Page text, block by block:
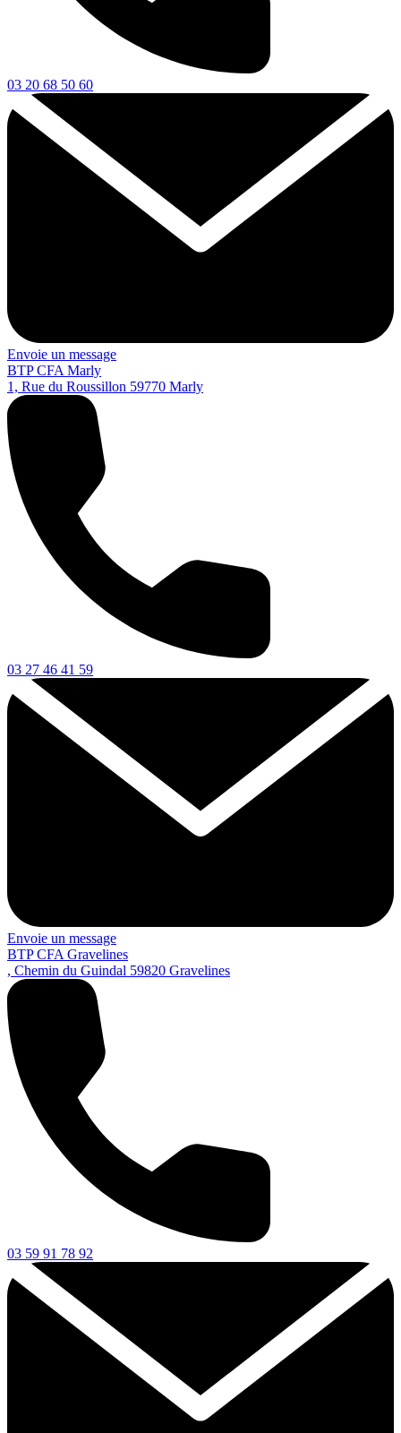
03 20 68 50 60
Envoie un message
BTP CFA Marly
1, Rue du Roussillon 59770 Marly
03 27 46 41 59
Envoie un message
BTP CFA Gravelines
, Chemin du Guindal 59820 Gravelines
03 59 91 78 92